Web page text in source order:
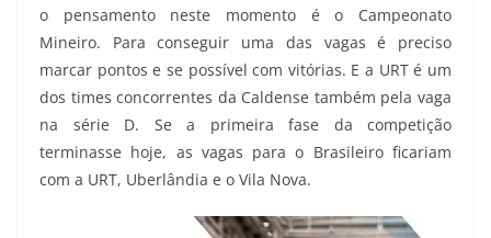
o pensamento neste momento é o Campeonato
Mineiro. Para conseguir uma das vagas é preciso
marcar pontos e se possível com vitórias. E a URT é um
dos times concorrentes da Caldense também pela vaga
na série D. Se a primeira fase da competição
terminasse hoje, as vagas para o Brasileiro ficariam
com a URT, Uberlândia e o Vila Nova.